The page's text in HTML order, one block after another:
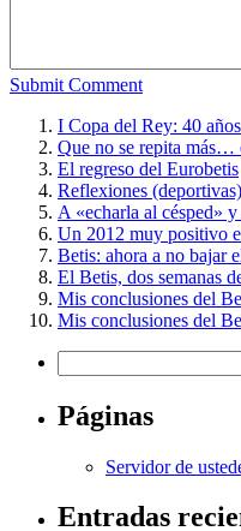
Submit Comment
I Copa del Rey: 40
Que no se repita más…
El regreso del Eurobetis
Reflexiones
A «echarla al césped»
Un 2012 muy positivo
Betis: ahora a no bajar
El Betis, dos semanas
Mis conclusiones del
Mis conclusiones del
Páginas
Servidor de
Entradas